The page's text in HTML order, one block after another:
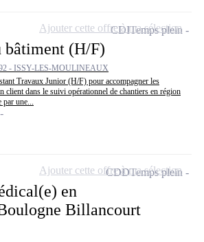
bâtiment (H/F)
- ISSY-LES-MOULINEAUX
Travaux Junior (H/F) pour accompagner les
client dans le suivi opérationnel de chantiers en région
par une...
CDITemps plein
Ajouter cette offre à ma sélection
en
Billancourt
CDDTemps plein
Ajouter cette offre à ma sélection